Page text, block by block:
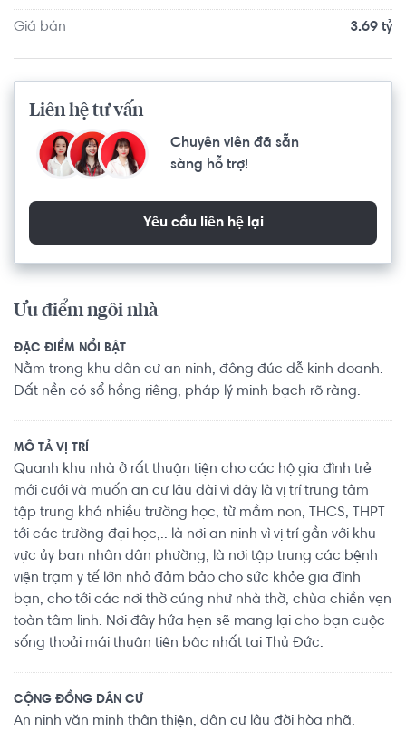
Giá bán 3.69 tỷ
Liên hệ tư vấn
Chuyên viên đã sẵn
sàng hỗ trợ!
Yêu cầu liên hệ lại
Ưu điểm ngôi nhà
ĐẶC ĐIỂM NỔI BẬT
Nằm trong khu dân cư an ninh, đông đúc dễ kinh doanh.
Đất nền có sổ hồng riêng, pháp lý minh bạch rõ ràng.
MÔ TẢ VỊ TRÍ
Quanh khu nhà ở rất thuận tiện cho các hộ gia đình trẻ
mới cưới và muốn an cư lâu dài vì đây là vị trí trung tâm
tập trung khá nhiều trường học, từ mầm non, THCS, THPT
tới các trường đại học,.. là nơi an ninh vì vị trí gần với khu
vực ủy ban nhân dân phường, là nơi tập trung các bệnh
viện trạm y tế lớn nhỏ đảm bảo cho sức khỏe gia đình
bạn, cho tới các nơi thờ cúng như nhà thờ, chùa chiền vẹn
toàn tâm linh. Nơi đây hứa hẹn sẽ mang lại cho bạn cuộc
sống thoải mái thuận tiện bậc nhất tại Thủ Đức.
CỘNG ĐỒNG DÂN CƯ
An ninh văn minh thân thiện, dân cư lâu đời hòa nhã.